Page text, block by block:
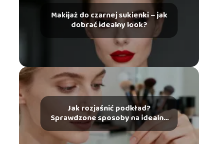
Makijaż do czarnej sukienki – jak
dobrać idealny look?
Jak rozjaśnić podkład?
Sprawdzone sposoby na idealny
odcień